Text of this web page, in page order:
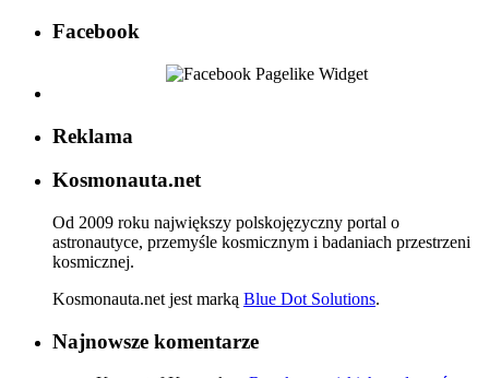
Facebook
Reklama
Kosmonauta.net
Od 2009 roku największy polskojęzyczny portal o
astronautyce, przemyśle kosmicznym i badaniach przestrzeni
kosmicznej.
Kosmonauta.net jest marką Blue Dot Solutions.
Najnowsze komentarze